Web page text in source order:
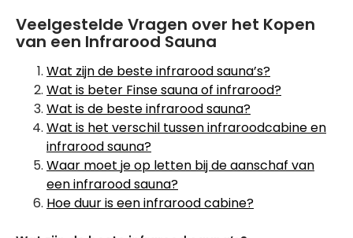
Veelgestelde Vragen over het Kopen
van een Infrarood Sauna
Wat zijn de beste infrarood sauna’s?
Wat is beter Finse sauna of infrarood?
Wat is de beste infrarood sauna?
Wat is het verschil tussen infraroodcabine en
infrarood sauna?
Waar moet je op letten bij de aanschaf van
een infrarood sauna?
Hoe duur is een infrarood cabine?